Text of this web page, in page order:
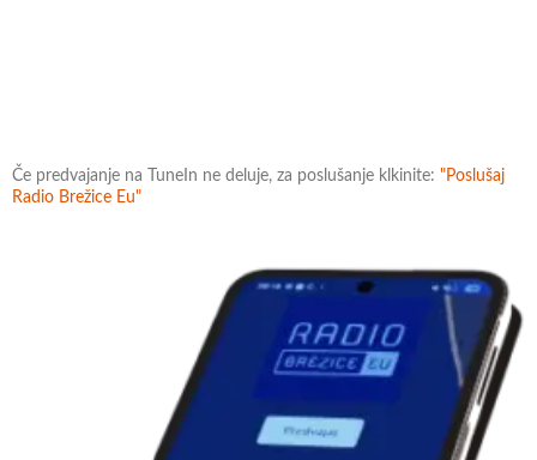
Če predvajanje na TuneIn ne deluje, za poslušanje klkinite: "Poslušaj
Radio Brežice Eu"